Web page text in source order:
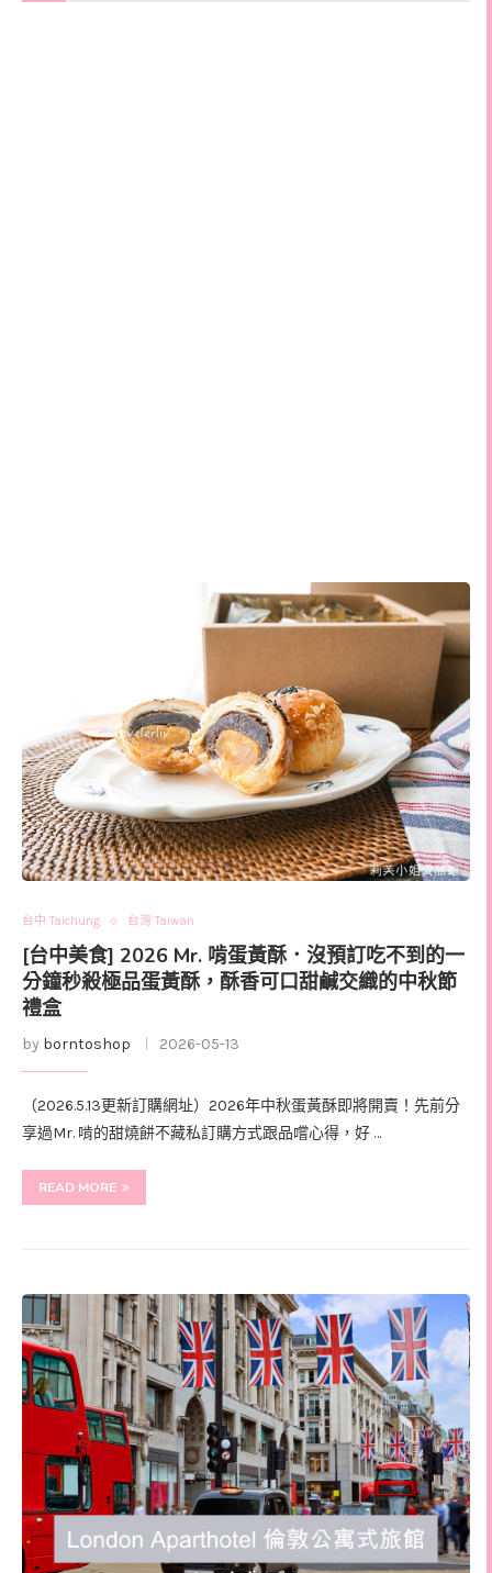
台中 Taichung 台灣 Taiwan
[台中美食] 2026 Mr. 啃蛋黃酥．沒預訂吃不到的一
分鐘秒殺極品蛋黃酥，酥香可口甜鹹交織的中秋節
禮盒
by borntoshop 2026-05-13
（2026.5.13更新訂購網址）2026年中秋蛋黃酥即將開賣！先前分
享過Mr. 啃的甜燒餅不藏私訂購方式跟品嚐心得，好 …
READ MORE